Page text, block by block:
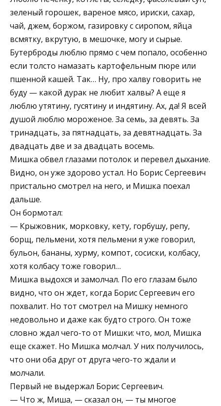
зеленый горошек, вареное мясо, ириски, сахар,
чай, джем, боржом, газировку с сиропом, яйца
всмятку, вкрутую, в мешочке, могу и сырые.
Бутерброды люблю прямо с чем попало, особенно
если толсто намазать картофельным пюре или
пшенной кашей. Так… Ну, про халву говорить не
буду — какой дурак не любит халвы? А еще я
люблю утятину, гусятину и индятину. Ах, да! Я всей
душой люблю мороженое. За семь, за девять. За
тринадцать, за пятнадцать, за девятнадцать. За
двадцать две и за двадцать восемь.
Мишка обвел глазами потолок и перевел дыхание.
Видно, он уже здорово устал. Но Борис Сергеевич
пристально смотрел на него, и Мишка поехал
дальше.
Он бормотал:
— Крыжовник, морковку, кету, горбушу, репу,
борщ, пельмени, хотя пельмени я уже говорил,
бульон, бананы, хурму, компот, сосиски, колбасу,
хотя колбасу тоже говорил…
Мишка выдохся и замолчал. По его глазам было
видно, что он ждет, когда Борис Сергеевич его
похвалит. Но тот смотрел на Мишку немного
недовольно и даже как будто строго. Он тоже
словно ждал чего-то от Мишки: что, мол, Мишка
еще скажет. Но Мишка молчал. У них получилось,
что они оба друг от друга чего-то ждали и
молчали.
Первый не выдержал Борис Сергеевич.
— Что ж, Миша, — сказал он, — ты многое